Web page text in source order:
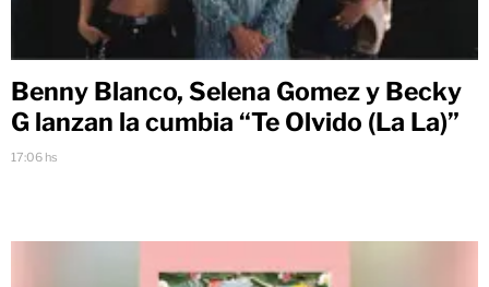
Benny Blanco, Selena Gomez y Becky
G lanzan la cumbia “Te Olvido (La La)”
17:06 hs